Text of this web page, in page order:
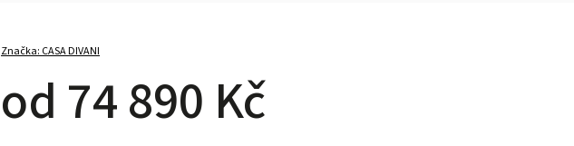
Značka: CASA DIVANI
od 74 890 Kč